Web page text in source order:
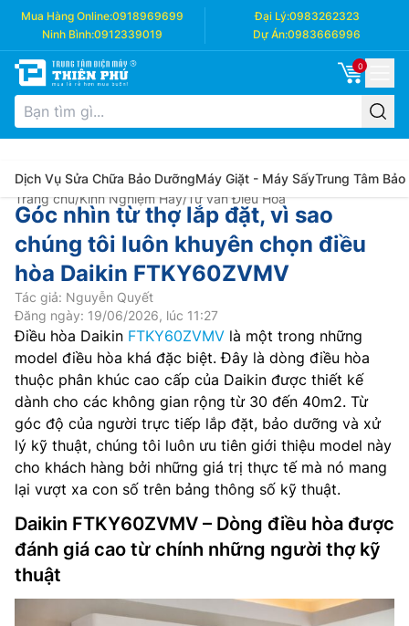
Mua Hàng Online:0918969699 Đại Lý:0983262323
Ninh Bình:0912339019 Dự Án:0983666996
0
Dịch Vụ Sửa Chữa Bảo DưỡngMáy Giặt - Máy SấyTrung Tâm Bảo
Trang chủ/Kinh Nghiệm Hay/Tư vấn Điều Hòa
Góc nhìn từ thợ lắp đặt, vì sao
chúng tôi luôn khuyên chọn điều
hòa Daikin FTKY60ZVMV
Tác giả: Nguyễn Quyết
Đăng ngày: 19/06/2026, lúc 11:27
Điều hòa Daikin FTKY60ZVMV là một trong những
model điều hòa khá đặc biệt. Đây là dòng điều hòa
thuộc phân khúc cao cấp của Daikin được thiết kế
dành cho các không gian rộng từ 30 đến 40m2. Từ
góc độ của người trực tiếp lắp đặt, bảo dưỡng và xử
lý kỹ thuật, chúng tôi luôn ưu tiên giới thiệu model này
cho khách hàng bởi những giá trị thực tế mà nó mang
lại vượt xa con số trên bảng thông số kỹ thuật.
Daikin FTKY60ZVMV – Dòng điều hòa được
đánh giá cao từ chính những người thợ kỹ
thuật